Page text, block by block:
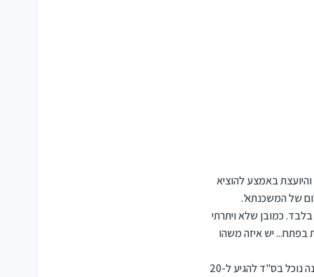
באמצע להוציא
של המשכנתא'.
ביותר - בעוד חצי שנה הגרעון שלהם יעמוד בע"ה על 3000 ש"ח לחודש בלבד. כמובן שלא ויתרתי
לכם, גם עוד חתונות בפתח... יש איזה משהו
'העסק העצמאי שלי מכניס כיום ממוצע של 5 אלף, ואני לגמרי מאמינה שעם הכוונה נכונה נוכל בס"ד להגיע ל-20